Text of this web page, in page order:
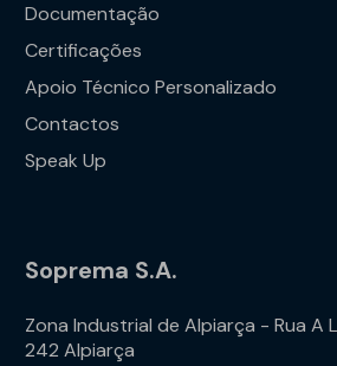
Documentação
Certificações
Apoio Técnico Personalizado
Contactos
Speak Up
Soprema S.A.
Zona Industrial de Alpiarça - Rua
242 Alpiarça